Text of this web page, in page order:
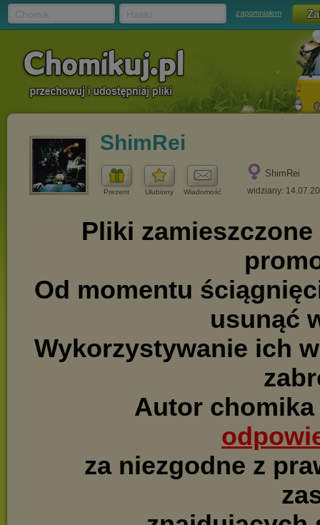
zapomniałem
ShimRei
Prezent Ulubiony Wiadomość
ShimRei
widziany: